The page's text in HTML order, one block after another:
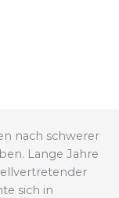
nach schwerer
Lange Jahre
sich in